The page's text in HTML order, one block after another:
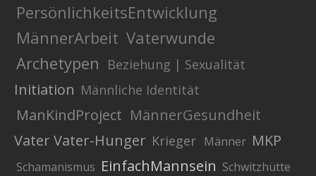
PersönlichkeitsEntwicklung
MännerArbeit Vaterwunde
Archetypen
Beziehung | Sexualität
Initiation Männliche Identität
ManKindProject MännerGesundheit
Vater Vater-Hunger Krieger Männer MKP
Schamanismus EinfachMannsein Schwitzhütte